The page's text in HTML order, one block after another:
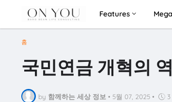
Features
홈
국민연금 개혁의
by 함께하는 세상 정보 • 5월 07, 2025 •